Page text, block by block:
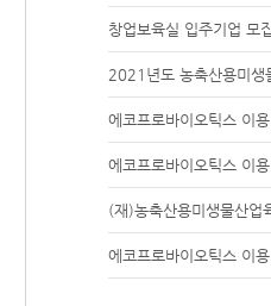
창업보육실 입주기업 모
2021년도 농축산용미생
에코프로바이오틱스 이
에코프로바이오틱스 이
(재)농축산용미생물산
에코프로바이오틱스 이